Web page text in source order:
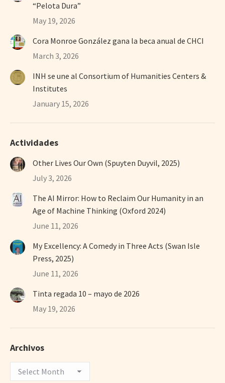
“Pelota Dura”
May 19, 2026
Cora Monroe González gana la beca anual de CHCI
March 3, 2026
INH se une al Consortium of Humanities Centers &
Institutes
January 15, 2026
Actividades
Other Lives Our Own (Spuyten Duyvil, 2025)
July 3, 2026
The AI Mirror: How to Reclaim Our Humanity in an
Age of Machine Thinking (Oxford 2024)
June 11, 2026
My Excellency: A Comedy in Three Acts (Swan Isle
Press, 2025)
June 11, 2026
Tinta regada 10 – mayo de 2026
May 19, 2026
Archivos
Archivos